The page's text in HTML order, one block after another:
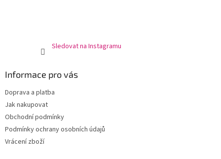
Sledovat na Instagramu
Informace pro vás
Doprava a platba
Jak nakupovat
Obchodní podmínky
Podmínky ochrany osobních údajů
Vrácení zboží